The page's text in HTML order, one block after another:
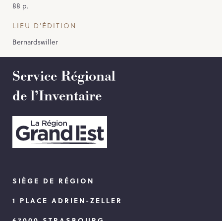
88 p.
LIEU D'ÉDITION
Bernardswiller
Service Régional
de l’Inventaire
SIÈGE DE RÉGION
1 PLACE ADRIEN-ZELLER